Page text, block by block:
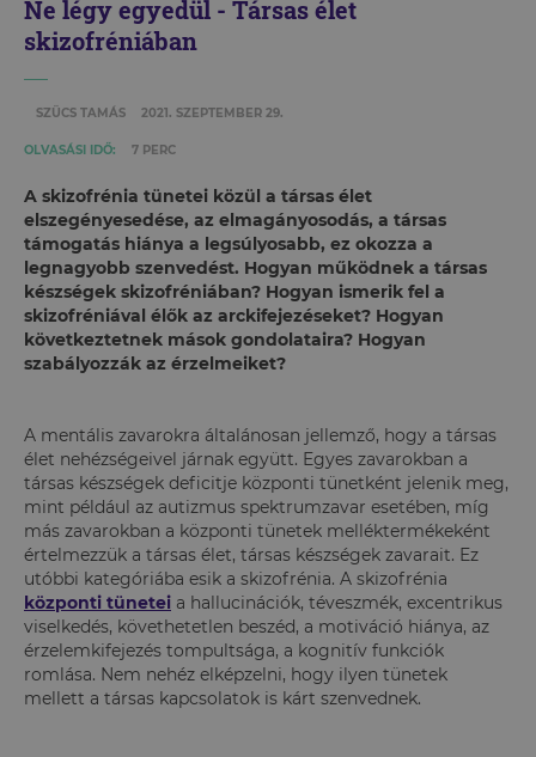
Ne légy egyedül - Társas élet
skizofréniában
SZÜCS TAMÁS 2021. SZEPTEMBER 29.
OLVASÁSI IDŐ: 7 PERC
A skizofrénia tünetei közül a társas élet
elszegényesedése, az elmagányosodás, a társas
támogatás hiánya a legsúlyosabb, ez okozza a
legnagyobb szenvedést. Hogyan működnek a társas
készségek skizofréniában? Hogyan ismerik fel a
skizofréniával élők az arckifejezéseket? Hogyan
következtetnek mások gondolataira? Hogyan
szabályozzák az érzelmeiket?
A mentális zavarokra általánosan jellemző, hogy a társas
élet nehézségeivel járnak együtt. Egyes zavarokban a
társas készségek deficitje központi tünetként jelenik meg,
mint például az autizmus spektrumzavar esetében, míg
más zavarokban a központi tünetek melléktermékeként
értelmezzük a társas élet, társas készségek zavarait. Ez
utóbbi kategóriába esik a skizofrénia. A skizofrénia
központi tünetei a hallucinációk, téveszmék, excentrikus
viselkedés, követhetetlen beszéd, a motiváció hiánya, az
érzelemkifejezés tompultsága, a kognitív funkciók
romlása. Nem nehéz elképzelni, hogy ilyen tünetek
mellett a társas kapcsolatok is kárt szenvednek.